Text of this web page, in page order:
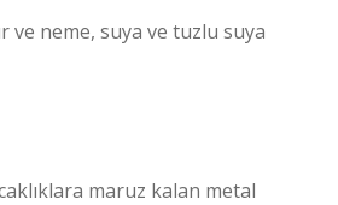
neme, suya ve tuzlu suya
maruz kalan metal